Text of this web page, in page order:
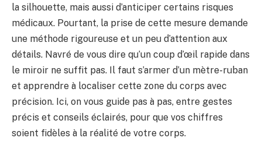
la silhouette, mais aussi d’anticiper certains risques
médicaux. Pourtant, la prise de cette mesure demande
une méthode rigoureuse et un peu d’attention aux
détails. Navré de vous dire qu’un coup d’œil rapide dans
le miroir ne suffit pas. Il faut s’armer d’un mètre-ruban
et apprendre à localiser cette zone du corps avec
précision. Ici, on vous guide pas à pas, entre gestes
précis et conseils éclairés, pour que vos chiffres
soient fidèles à la réalité de votre corps.